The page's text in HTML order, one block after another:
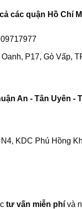
các quận Hồ Chí
P17, Gò Vấp,
An - Tân Uyên -
KDC Phú Hồng
tư vấn miễn phívà